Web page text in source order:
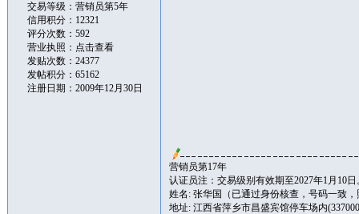
交易等级：营销员第5年
信用积分：12321
评分次数：592
营业执照： 点击查看
发贴次数：24377
发帖积分：65162
注册日期：2009年12月30日
营销员第17年
认证员注：交易级别有效期至2027年1月10日
姓名: 张华国（已通过身份核查，号码一致
地址: 江西省萍乡市昌盛宾馆停车场内